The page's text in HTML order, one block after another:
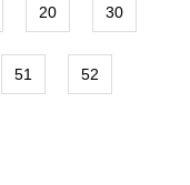
20 30
51 52